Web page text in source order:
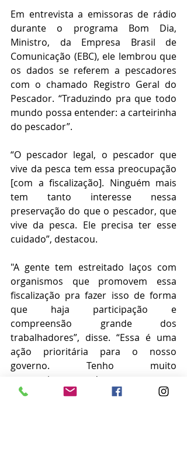
Em entrevista a emissoras de rádio
durante o programa Bom Dia,
Ministro, da Empresa Brasil de
Comunicação (EBC), ele lembrou que
os dados se referem a pescadores
com o chamado Registro Geral do
Pescador. “Traduzindo pra que todo
mundo possa entender: a carteirinha
do pescador”.
“O pescador legal, o pescador que
vive da pesca tem essa preocupação
[com a fiscalização]. Ninguém mais
tem tanto interesse nessa
preservação do que o pescador, que
vive da pesca. Ele precisa ter esse
cuidado”, destacou.
"A gente tem estreitado laços com
organismos que promovem essa
fiscalização pra fazer isso de forma
que haja participação e
compreensão grande dos
trabalhadores”, disse. “Essa é uma
ação prioritária para o nosso
governo. Tenho muito
convencimento de que vamos
avançar bastante nas ações que